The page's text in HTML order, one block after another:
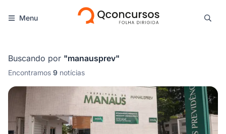
Menu
Buscando por "manausprev"
Encontramos 9 notícias